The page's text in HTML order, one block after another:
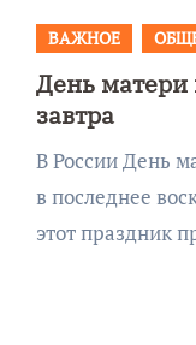
ВАЖНОЕ
День матери
завтра
В России День матери традиционно отмечается
в последнее
этот праздник